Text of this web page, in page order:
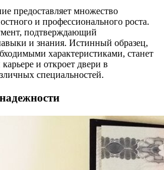
предоставляет множество
и профессионального роста.
подтверждающий
и знания. Истинный образец,
характеристиками, станет
и откроет двери в
специальностей.